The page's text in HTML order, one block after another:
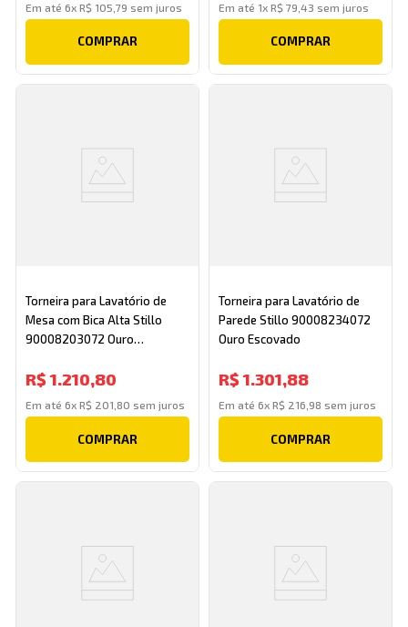
Em até6xR$ 105 ,79 sem juros
COMPRAR
Em até 1x R$ 79 43 sem juros
COMPRAR
Torneira para Lavatório de
Mesa com Bica Alta Stillo
90008203072 Ouro
R$ 1.210,80
Em até6xR$ 201 80 sem juros
COMPRAR
Torneira para Lavatório de
Parede Stillo 90008234072
Ouro Escovado
R$ 1.301,88
Em até 6x R$ 216 98 sem juros
COMPRAR